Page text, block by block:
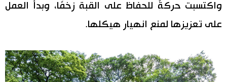
واكتسبت حركةٌ للحفاظ على القبة زخمًا، وبدأ العمل
على تعزيزها لمنع انهيار هيكلها.